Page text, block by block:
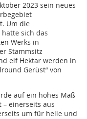
2023 sein neues
Um die
sich das
Werks in
Stammsitz
elf Hektar werden in
Gerüst“ von
auf ein hohes Maß
einerseits aus
um für helle und